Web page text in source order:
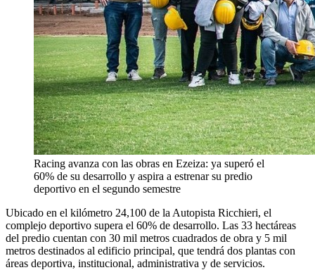
Racing avanza con las obras en Ezeiza: ya superó el
60% de su desarrollo y aspira a estrenar su predio
deportivo en el segundo semestre
Ubicado en el kilómetro 24,100 de la Autopista Ricchieri, el
complejo deportivo supera el 60% de desarrollo. Las 33 hectáreas
del predio cuentan con 30 mil metros cuadrados de obra y 5 mil
metros destinados al edificio principal, que tendrá dos plantas con
áreas deportiva, institucional, administrativa y de servicios.